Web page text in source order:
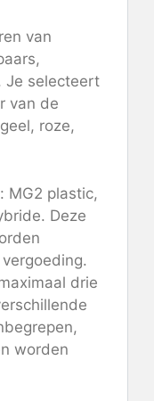
van
Je selecteert
van de
roze,
MG2 plastic,
Deze
drie
worden